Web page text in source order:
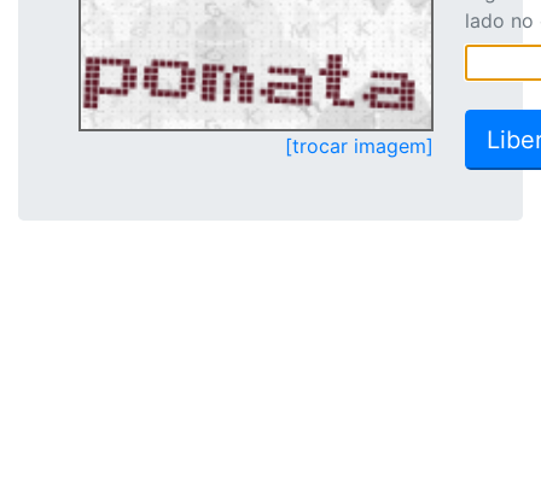
[trocar imagem]
lado no